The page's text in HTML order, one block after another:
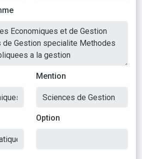
Mention
Option